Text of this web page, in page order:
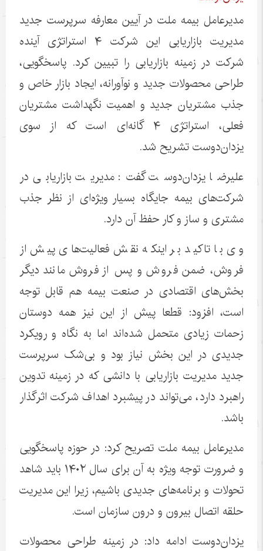
مدیرعامل بیمه ملت در آیین معارفه سرپرست جدید
مدیریت بازاریابی این شرکت ۴ استراتژی آینده
شرکت در زمینه بازاریابی را تبیین کرد. پاسخگویی،
طراحی محصولات جدید و نوآورانه، ایجاد بازار خاص و
جذب مشتریان جدید و اهمیت نگهداشت مشتریان
فعلی، استراتژی ۴ گانه‌ای است که از سوی
یزدان‌دوست تشریح شد.
علیرضا یزدان‌دوست گفت: مدیریت بازاریابی در
شرکت‌های بیمه جایگاه بسیار ویژه‌ای از نظر جذب
مشتری و ساز و کار حفظ آن دارد.
وی با تاکید بر اینکه نقش فعالیت‌های پیش از
فروش، ضمن فروش و پس از فروش مانند دیگر
بخش‌های اقتصادی در صنعت بیمه هم قابل توجه
است، افزود: قطعا پیش از این نیز همه دوستان
زحمات زیادی متحمل شده‌اند اما به نگاه و رویکرد
جدیدی در این بخش نیاز بود و بی‌شک سرپرست
جدید مدیریت بازاریابی با دانشی که در زمینه تدوین
راهبرد دارد، می‌تواند در پیشبرد اهداف شرکت اثرگذار
باشد.
مدیرعامل بیمه ملت تصریح کرد: در حوزه پاسخگویی
و ضرورت توجه ویژه به آن برای سال ۱۴۰۲ باید شاهد
تحولات و برنامه‌های جدیدی باشیم، زیرا این مدیریت
حلقه اتصال بیرون و درون سازمان است.
یزدان‌دوست ادامه داد: در زمینه طراحی محصولات